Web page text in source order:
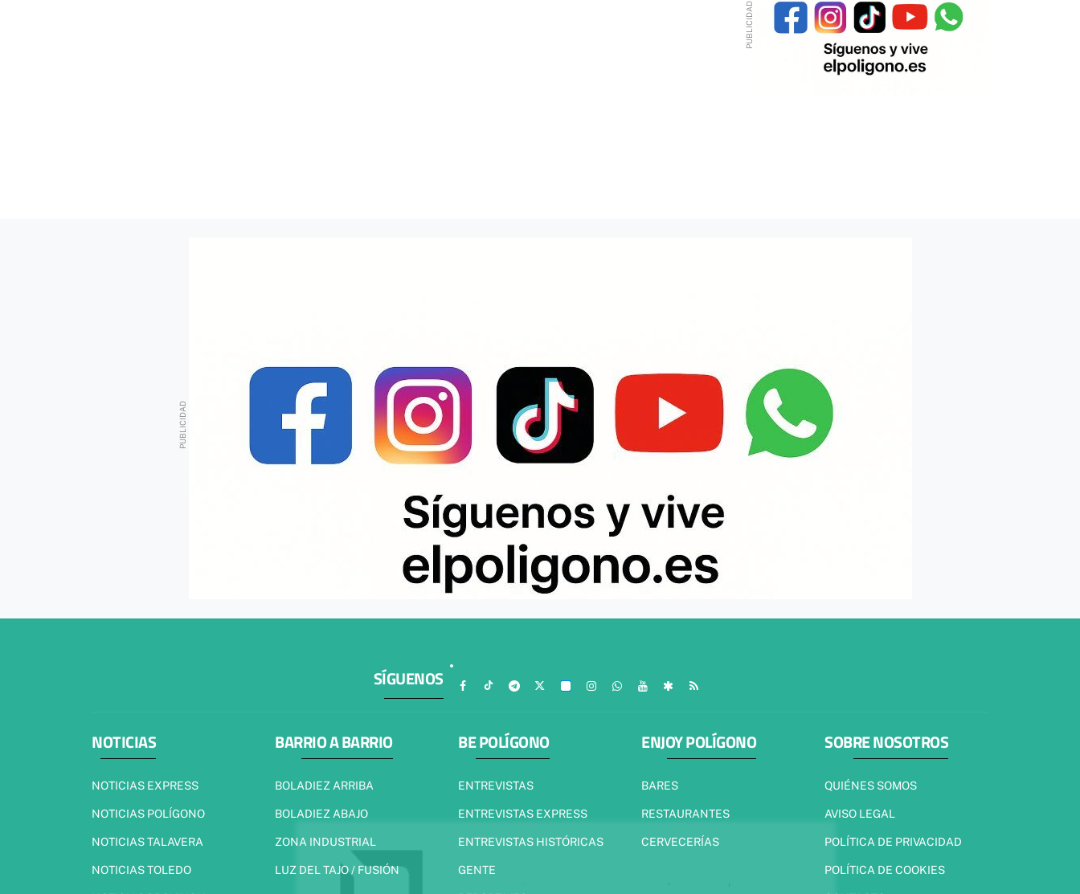
SÍGUENOS
NOTICIAS
NOTICIAS EXPRESS
NOTICIAS POLÍGONO
NOTICIAS TALAVERA
NOTICIAS TOLEDO
BARRIO A BARRIO
BOLADIEZ ARRIBA
BOLADIEZ ABAJO
ZONA INDUSTRIAL
LUZ DEL TAJO / FUSIÓN
BE POLÍGONO
ENTREVISTAS
ENTREVISTAS EXPRESS
ENTREVISTAS HISTÓRICAS
GENTE
ENJOY POLÍGONO
BARES
RESTAURANTES
CERVECERÍAS
SOBRE NOSOTROS
QUIÉNES SOMOS
AVISO LEGAL
POLÍTICA DE PRIVACIDAD
POLÍTICA DE COOKIES